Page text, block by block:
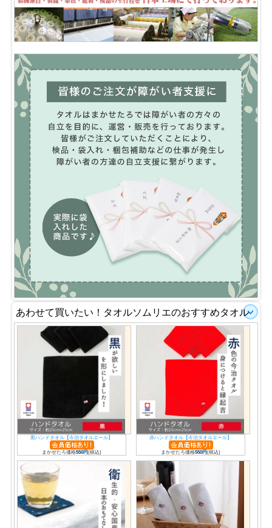
あわせて買いたい！タオルソムリエのおすすめタオル
黒ハンドタオル【今治タオルエール】
まかせたろ価格550円(税込)
赤ハンドタオル【今治タオルエール】
まかせたろ価格550円(税込)